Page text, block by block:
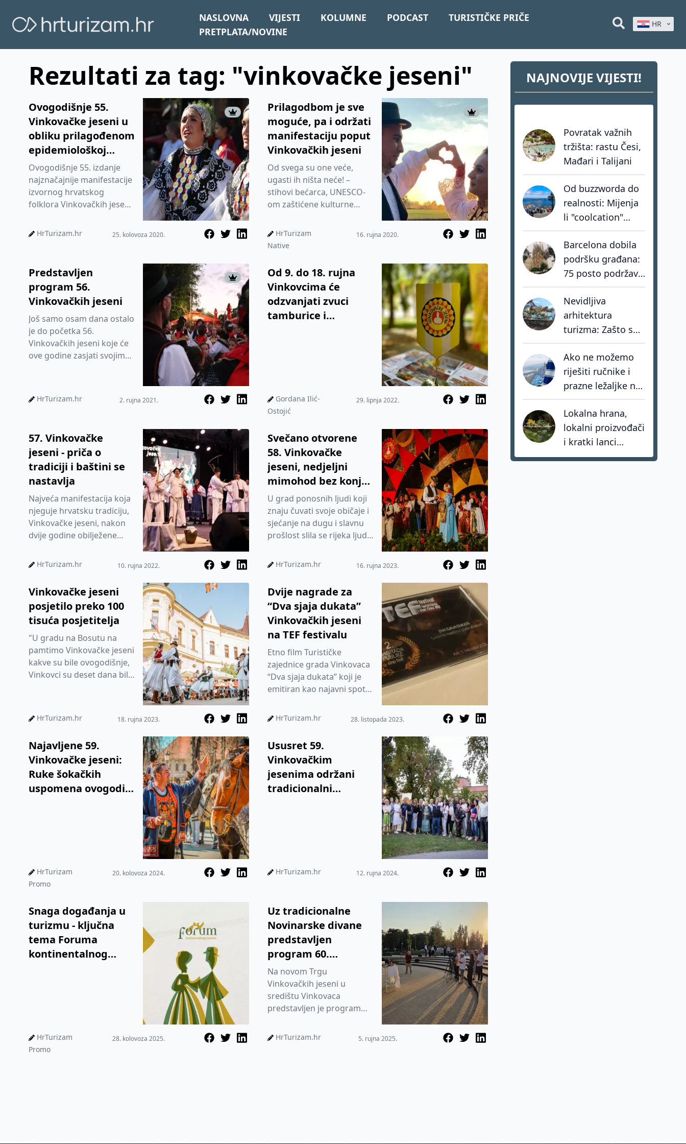
NASLOVNA VIJESTI KOLUMNE PODCAST
TURISTIČKE PRIČE
PRETPLATA/NOVINE
HR
Rezultati za tag: "vinkovačke jeseni"
Ovogodišnje 55.
Vinkovačke jeseni u
obliku prilagođenom
epidemiološkoj
situaciji
Ovogodišnje 55. izdanje
najznačajnije manifestacije
izvornog hrvatskog
folklora Vinkovačkih jeseni
drugačijem izdanju.
HrTurizam.hr 25. kolovoza 2020.
Prilagodbom je sve
moguće, pa i održati
manifestaciju poput
Vinkovačkih jeseni
Od svega su one veće,
ugasti ih ništa neće! –
stihovi bećarca, UNESCO-
om zaštićene kulturne
opisuju ovogodišnje
izdanje m...
HrTurizam
Native
16. rujna 2020.
Predstavljen
program 56.
Vinkovačkih jeseni
Još samo osam dana ostalo
je do početka 56.
Vinkovačkih jeseni koje će
ove godine zasjati svojim
HrTurizam.hr 2. rujna 2021.
Od 9. do 18. rujna
Vinkovcima će
odzvanjati zvuci
tamburice i
Gordana Ilić-
Ostojić
29. lipnja 2022.
57. Vinkovačke
jeseni - priča o
tradiciji i baštini se
nastavlja
Najveća manifestacija koja
njeguje hrvatsku tradiciju,
Vinkovačke jeseni, nakon
dvije godine obilježene
zasjati punim sjajom
HrTurizam.hr 10. rujna 2022.
Svečano otvorene
58. Vinkovačke
jeseni, nedjeljni
mimohod bez konja i
zaprega
U grad ponosnih ljudi koji
znaju čuvati svoje običaje i
sjećanje na dugu i slavnu
prošlost slila se rijeka ljudi
inozemstva
HrTurizam.hr 16. rujna 2023.
Vinkovačke jeseni
posjetilo preko 100
tisuća posjetitelja
"U gradu na Bosutu na
pamtimo Vinkovačke jeseni
kakve su bile ovogodišnje,
Vinkovci su deset dana bili
HrTurizam.hr 18. rujna 2023.
Dvije nagrade za
“Dva sjaja dukata”
Vinkovačkih jeseni
na TEF festivalu
Etno film Turističke
zajednice grada Vinkovaca
“Dva sjaja dukata” koji je
emitiran kao najavni spot
Vinkovačke
HrTurizam.hr 28. listopada 2023.
Najavljene 59.
Vinkovačke jeseni:
Ruke šokačkih
uspomena ovogodišnja
HrTurizam
Promo
20. kolovoza 2024.
Ususret 59.
Vinkovačkim
jesenima održani
tradicionalni
HrTurizam.hr 12. rujna 2024.
Snaga događanja u
turizmu - ključna
tema Foruma
kontinentalnog
HrTurizam
Promo
28. kolovoza 2025.
Uz tradicionalne
Novinarske divane
predstavljen
program 60.
Vinkovačkih jeseni
Na novom Trgu
Vinkovačkih jeseni u
središtu Vinkovaca
predstavljen je program
jeseni
HrTurizam.hr 5. rujna 2025.
NAJNOVIJE VIJESTI!
Povratak važnih
tržišta: rastu Česi,
Mađari i Talijani
Od buzzworda do
realnosti: Mijenja
li "coolcation"
stvarno turističku
kartu Europe?
Barcelona dobila
podršku građana:
75 posto podržava
zabranu turističkih
apartmana
Nevidljiva
arhitektura
turizma: Zašto su
nacionalni sustavi
važniji od novih
atrakcija?
Ako ne možemo
riješiti ručnike i
prazne ležaljke na
plažama, o
kakvom
upravljanju uopće
pričamo?
Lokalna hrana,
lokalni proizvođači
i kratki lanci
opskrbe: smjer